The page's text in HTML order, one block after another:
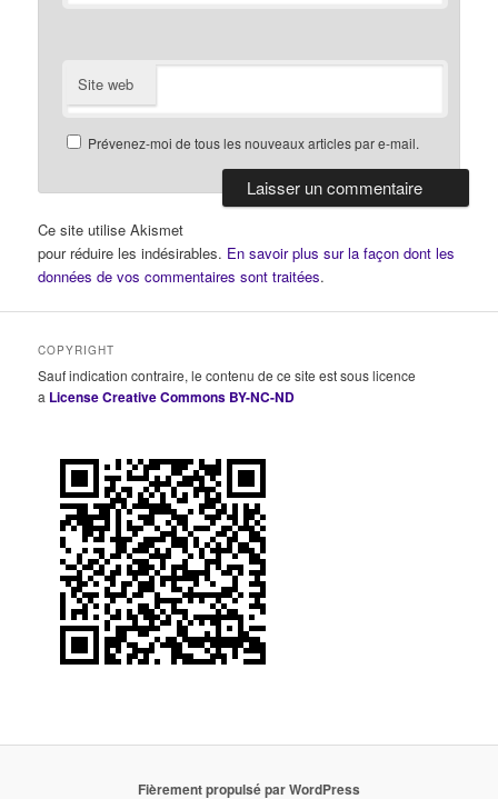
Site web
Prévenez-moi de tous les nouveaux articles par e-mail.
Ce site utilise Akismet
pour réduire les indésirables. En savoir plus sur la façon dont les
données de vos commentaires sont traitées.
COPYRIGHT
Sauf indication contraire, le contenu de ce site est sous licence
a License Creative Commons BY-NC-ND
Fièrement propulsé par WordPress